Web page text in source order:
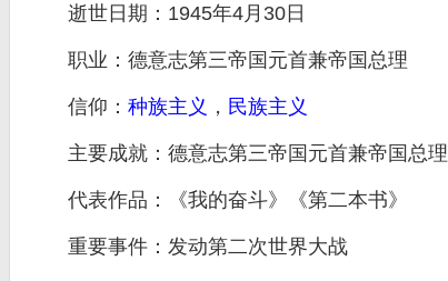
逝世日期：1945年4月30日
职业：德意志第三帝国元首兼帝国总理
信仰： 种族主义 ， 民族主义
主要成就：德意志第三帝国元首兼帝国总理
代表作品：《我的奋斗》《第二本书》
重要事件：发动第二次世界大战